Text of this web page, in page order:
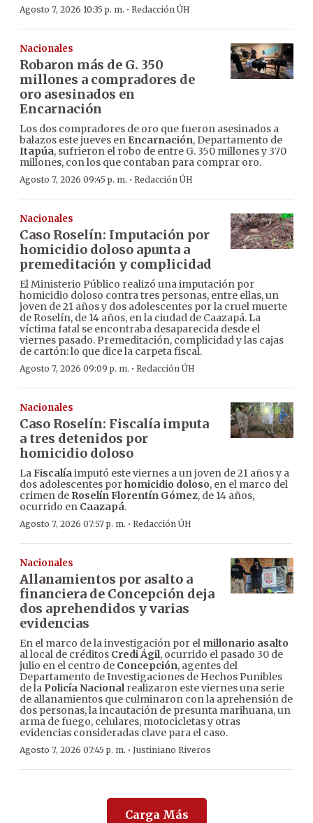
Agosto 7, 2026 10:35 p. m. · Redacción ÚH
Nacionales
Robaron más de G. 350
millones a compradores de
oro asesinados en
Encarnación
Los dos compradores de oro que fueron asesinados a
balazos este jueves en Encarnación, Departamento de
Itapúa, sufrieron el robo de entre G. 350 millones y 370
millones, con los que contaban para comprar oro.
Agosto 7, 2026 09:45 p. m. · Redacción ÚH
Nacionales
Caso Roselín: Imputación por
homicidio doloso apunta a
premeditación y complicidad
El Ministerio Público realizó una imputación por
homicidio doloso contra tres personas, entre ellas, un
joven de 21 años y dos adolescentes por la cruel muerte
de Roselín, de 14 años, en la ciudad de Caazapá. La
víctima fatal se encontraba desaparecida desde el
viernes pasado. Premeditación, complicidad y las cajas
de cartón: lo que dice la carpeta fiscal.
Agosto 7, 2026 09:09 p. m. · Redacción ÚH
Nacionales
Caso Roselín: Fiscalía imputa
a tres detenidos por
homicidio doloso
LaFiscalíaimputó este viernes a un joven de 21 años y a
dos adolescentes porhomicidio doloso, en el marco del
crimen de Roselín Florentín Gómez, de 14 años,
ocurrido en Caazapá.
Agosto 7, 2026 07:57 p. m. · Redacción ÚH
Nacionales
Allanamientos por asalto a
financiera de Concepción deja
dos aprehendidos y varias
evidencias
En el marco de la investigación por el millonario asalto
al local de créditos Credi Ágil, ocurrido el pasado 30 de
julio en el centro de Concepción, agentes del
Departamento de Investigaciones de Hechos Punibles
de la Policía Nacionalrealizaron este viernes una serie
de allanamientos que culminaron con la aprehensión de
dos personas, la incautación de presunta marihuana, un
arma de fuego, celulares, motocicletas y otras
evidencias consideradas clave para el caso.
Agosto 7, 2026 07:45 p. m. · Justiniano Riveros
Carga Más